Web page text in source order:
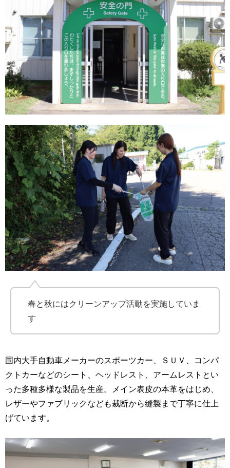
春と秋にはクリーンアップ活動を実施していま
す
国内大手自動車メーカーのスポーツカー、ＳＵＶ、コンパ
クトカーなどのシート、ヘッドレスト、アームレストとい
った多種多様な製品を生産。メイン表皮の本革をはじめ、
レザーやファブリックなども裁断から縫製まで丁寧に仕上
げています。